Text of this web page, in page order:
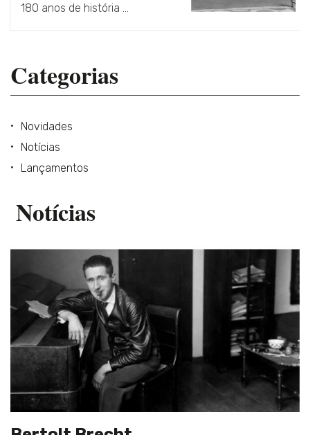
180 anos de história ...
Categorias
Novidades
Notícias
Lançamentos
Notícias